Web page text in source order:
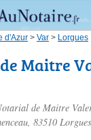
d'Azur > Var > Lorgues
Maitre
de Maitre
, 83510